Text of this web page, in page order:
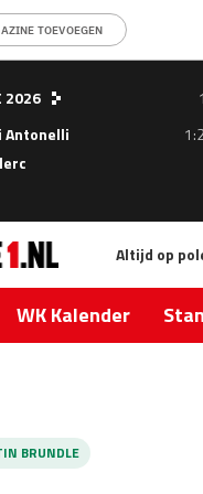
TOEVOEGEN
2026
Antonelli
Altijd op
WK Kalender
BRUNDLE